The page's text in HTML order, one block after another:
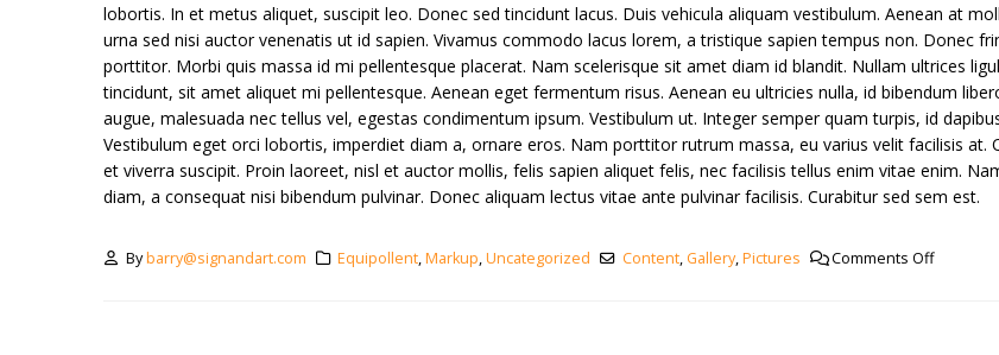
lobortis. In et metus aliquet, suscipit leo. Donec sed tincidunt lacus. Duis vehicula aliquam vestibulum. Aenean at
urna sed nisi auctor venenatis ut id sapien. Vivamus commodo lacus lorem, a tristique sapien tempus non. Donec
porttitor. Morbi quis massa id mi pellentesque placerat. Nam scelerisque sit amet diam id blandit. Nullam ultrices
tincidunt, sit amet aliquet mi pellentesque. Aenean eget fermentum risus. Aenean eu ultricies nulla, id bibendum
augue, malesuada nec tellus vel, egestas condimentum ipsum. Vestibulum ut. Integer semper quam turpis, id
Vestibulum eget orci lobortis, imperdiet diam a, ornare eros. Nam porttitor rutrum massa, eu varius velit facilisis at.
et viverra suscipit. Proin laoreet, nisl et auctor mollis, felis sapien aliquet felis, nec facilisis tellus enim vitae enim.
diam, a consequat nisi bibendum pulvinar. Donec aliquam lectus vitae ante pulvinar facilisis. Curabitur sed sem est.
Bybarry@signandart.com Equipollent,Markup,Uncategorized Content, Gallery,Pictures Comments Off